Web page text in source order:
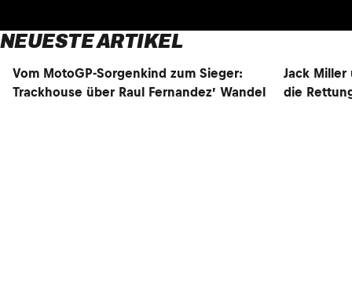
NEUESTE ARTIKEL
Vom MotoGP-Sorgenkind zum Sieger:
Trackhouse über Raul Fernandez’ Wandel
Jack Miller
die